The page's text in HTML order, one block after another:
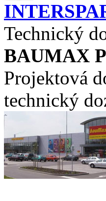
Technický
BAUMAX
Projektová
technický